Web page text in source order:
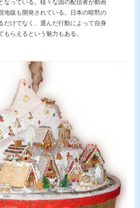
なっている。様々な国の配信者が動画
地版も開発されている。日本の暗黙の
だけでなく、選んだ行動によって自身
もらえるという魅力もある。